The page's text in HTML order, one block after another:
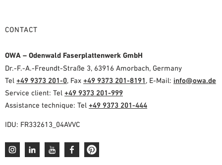
CONTACT
OWA – Odenwald Faserplattenwerk GmbH
Dr.-F.-A.-Freundt-Straße 3, 63916 Amorbach, Germany
Tel +49 9373 201-0, Fax +49 9373 201-8191, E-Mail: info@owa.de
Service client: Tel +49 9373 201-999
Assistance technique: Tel +49 9373 201-444
IDU: FR332613_04AVVC